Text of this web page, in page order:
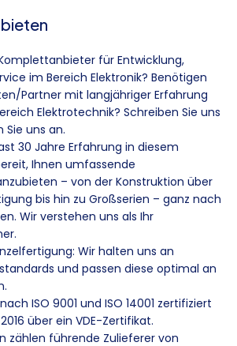
bieten
für Entwicklung,
im Bereich Elektronik? Benötigen
Partner mit langjähriger Erfahrung
Elektrotechnik? Schreiben Sie uns
uns an.
30 Jahre Erfahrung in diesem
Ihnen umfassende
– von der Konstruktion über
bis hin zu Großserien – ganz nach
Wir verstehen uns als Ihr
Wir halten uns an
und passen diese optimal an
ISO 9001 und ISO 14001 zertifiziert
über ein VDE-Zertifikat.
zählen führende Zulieferer von